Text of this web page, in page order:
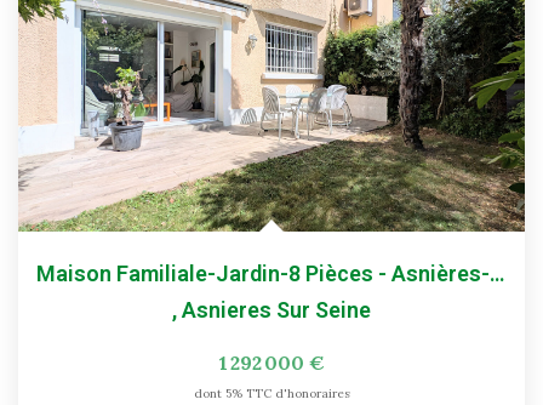
EXTRANET
Extranet Syndic Et Gestion Locative
Extranet Vendeur/acquéreur
Extranet Syndic Estale
Maison Familiale-Jardin-8 Pièces - Asnières-Sur-Seine
,Asnieres Sur Seine
1 292 000 €
dont 5% TTC d'honoraires